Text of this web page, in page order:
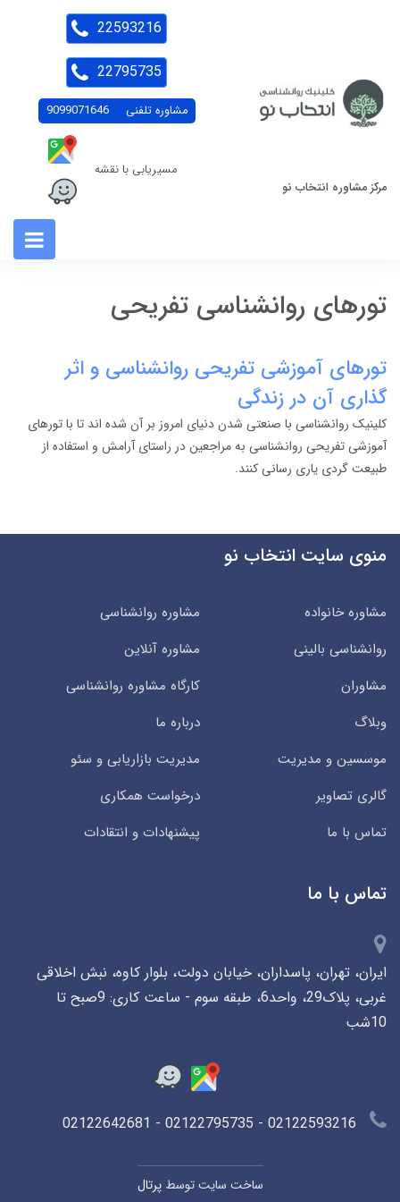
مرکز مشاوره انتخاب نو
مشاوره تلفنی 9099071646
مسیریابی با نقشه
22593216
22795735
تورهای روانشناسی تفریحی
تورهای آموزشی تفریحی روانشناسی و اثر
گذاری آن در زندگی
کلینیک روانشناسی با صنعتی شدن دنیای امروز بر آن شده اند تا با تورهای
آموزشی تفریحی روانشناسی به مراجعین در راستای آرامش و استفاده از
طبیعت گردی یاری رسانی کنند.
منوی سایت انتخاب نو
مشاوره خانواده
مشاوره روانشناسی
روانشناسی بالینی
مشاوره آنلاین
مشاوران
کارگاه مشاوره روانشناسی
وبلاگ
درباره ما
موسسین و مدیریت
مدیریت بازاریابی و سئو
گالری تصاویر
درخواست همکاری
تماس با ما
پیشنهادات و انتقادات
تماس با ما
ایران، تهران، پاسداران، خیابان دولت، بلوار کاوه، نبش اخلاقی
غربی، پلاک29، واحد6، طبقه سوم - ساعت کاری: 9صبح تا
10شب
ساخت سایت توسطپرتال